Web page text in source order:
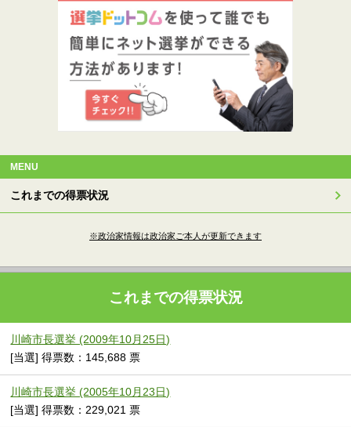
MENU
これまでの得票状況
※政治家情報は政治家ご本人が更新できます
これまでの得票状況
川崎市長選挙 (2009年10月25日)
[当選] 得票数：145,688 票
川崎市長選挙 (2005年10月23日)
[当選] 得票数：229,021 票